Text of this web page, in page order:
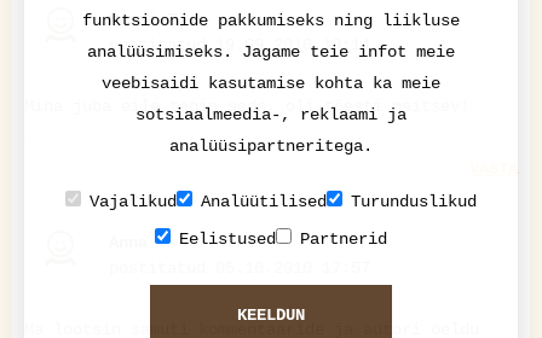
Mairi T.
postitatud 19.09.2010 19:14
Mina juba eile tegin seda, oli tõesti maitsev!
funktsioonide pakkumiseks ning liikluse
analüüsimiseks. Jagame teie infot meie
veebisaidi kasutamise kohta ka meie
sotsiaalmeedia-, reklaami ja
analüüsipartneritega.
Vajalikud Analüütilised
Turunduslikud
Eelistused
Partnerid
KEELDUN